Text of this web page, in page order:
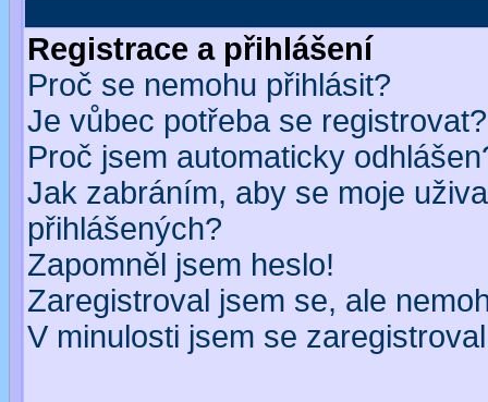
Registrace a přihlášení
Proč se nemohu přihlásit?
Je vůbec potřeba se registrovat?
Proč jsem automaticky
Jak zabráním, aby se moje
přihlášených?
Zapomněl jsem heslo!
Zaregistroval jsem se, ale
V minulosti jsem se